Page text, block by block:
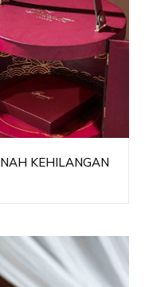
KEHILANGAN